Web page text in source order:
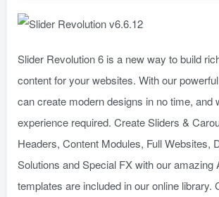
Slider Revolution 6 is a new way to build
content for your websites. With our
can create modern designs in no time, and
experience required. Create Sliders &
Headers, Content Modules, Full Websites,
Solutions and Special FX with our amazing
templates are included in our online library.